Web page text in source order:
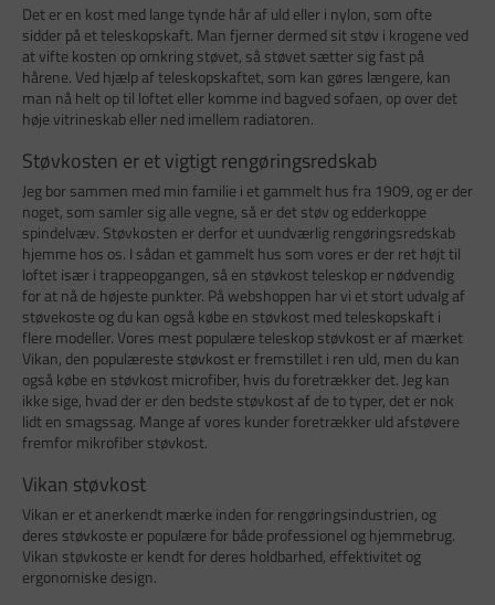
Det er en kost med lange tynde hår af uld eller i nylon, som ofte
sidder på et teleskopskaft. Man fjerner dermed sit støv i krogene ved
at vifte kosten op omkring støvet, så støvet sætter sig fast på
hårene. Ved hjælp af teleskopskaftet, som kan gøres længere, kan
man nå helt op til loftet eller komme ind bagved sofaen, op over det
høje vitrineskab eller ned imellem radiatoren.
Støvkosten er et vigtigt rengøringsredskab
Jeg bor sammen med min familie i et gammelt hus fra 1909, og er der
noget, som samler sig alle vegne, så er det støv og edderkoppe
spindelvæv. Støvkosten er derfor et uundværlig rengøringsredskab
hjemme hos os. I sådan et gammelt hus som vores er der ret højt til
loftet især i trappeopgangen, så en støvkost teleskop er nødvendig
for at nå de højeste punkter. På webshoppen har vi et stort udvalg af
støvekoste og du kan også købe en støvkost med teleskopskaft i
flere modeller. Vores mest populære teleskop støvkost er af mærket
Vikan, den populæreste støvkost er fremstillet i ren uld, men du kan
også købe en støvkost microfiber, hvis du foretrækker det. Jeg kan
ikke sige, hvad der er den bedste støvkost af de to typer, det er nok
lidt en smagssag. Mange af vores kunder foretrækker uld afstøvere
fremfor mikrofiber støvkost.
Vikan støvkost
Vikan er et anerkendt mærke inden for rengøringsindustrien, og
deres støvkoste er populære for både professionel og hjemmebrug.
Vikan støvkoste er kendt for deres holdbarhed, effektivitet og
ergonomiske design.